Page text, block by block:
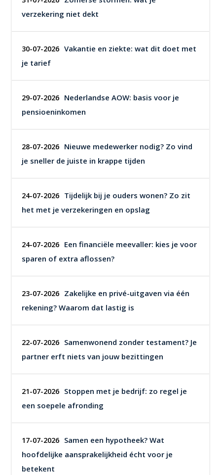
verzekering niet dekt
30-07-2026 Vakantie en ziekte: wat dit doet met
je tarief
29-07-2026 Nederlandse AOW: basis voor je
pensioeninkomen
28-07-2026 Nieuwe medewerker nodig? Zo vind
je sneller de juiste in krappe tijden
24-07-2026 Tijdelijk bij je ouders wonen? Zo zit
het met je verzekeringen en opslag
24-07-2026 Een financiële meevaller: kies je voor
sparen of extra aflossen?
23-07-2026 Zakelijke en privé-uitgaven via één
rekening? Waarom dat lastig is
22-07-2026 Samenwonend zonder testament? Je
partner erft niets van jouw bezittingen
21-07-2026 Stoppen met je bedrijf: zo regel je
een soepele afronding
17-07-2026 Samen een hypotheek? Wat
hoofdelijke aansprakelijkheid écht voor je
betekent